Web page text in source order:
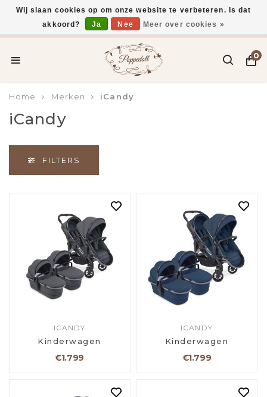
Voor 15:00 uur besteld, vandaag verzonden*
0
Home Merken iCandy
iCandy
FILTERS
ICANDY
Kinderwagen
€1.799
ICANDY
Kinderwagen
€1.799
Wij slaan cookies op om onze website te verbeteren. Is dat
akkoord?
Ja Nee Meer over cookies »